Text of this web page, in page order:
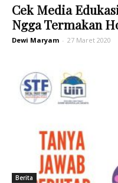
Cek Media
Ngga Termakan
Dewi Maryam - 27 Maret 2020
Berita